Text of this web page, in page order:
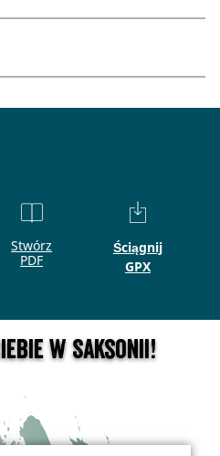
Stwórz
PDF
Ściągnij
GPX
w Saksonii!